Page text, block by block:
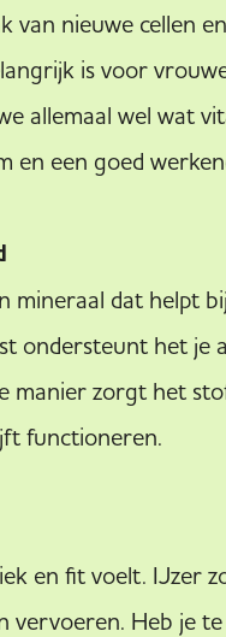
van nieuwe cellen
is voor
allemaal wel wat
en een goed
mineraal dat helpt
ondersteunt het je
manier zorgt het
functioneren.
en fit voelt. IJzer
vervoeren. Heb je